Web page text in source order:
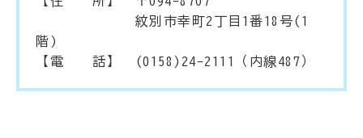
紋別市幸町2丁目1番18号(1
階)
【電 話】 (0158)24-2111（内線487）